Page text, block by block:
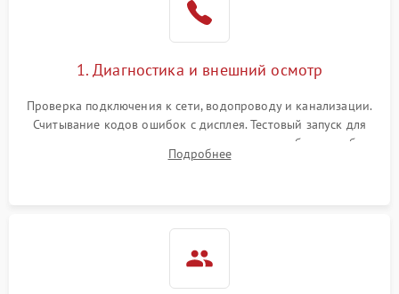
1. Диагностика и внешний осмотр
Проверка подключения к сети, водопроводу и канализации.
Считывание кодов ошибок с дисплея. Тестовый запуск для
выявления посторонних шумов, протечек или сбоев в работе
электронного модуля управления.
Подробнее